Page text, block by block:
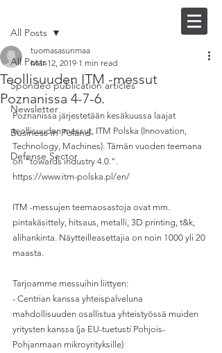
All Posts
Spondeo publication articles
Newsletter
Business in Poland
Defense Sector
All Posts
Teollisuuden ITM -messut
Poznanissa 4-7-6.
tuomasasunmaa
Mar 12, 2019 1 min read
Poznanissa järjestetään kesäkuussa laajat
teollisuuden messut, ITM Polska (Innovation,
Technology, Machines). Tämän vuoden teemana
on "towards industry 4.0.".
https://www.itm-polska.pl/en/
ITM -messujen teemaosastoja ovat mm.
pintakäsittely, hitsaus, metalli, 3D printing, t&k,
alihankinta. Näytteilleasettajia on noin 1000 yli 20
maasta.
Tarjoamme messuihin liittyen:
- Centrian kanssa yhteispalveluna
mahdollisuuden osallistua yhteistyössä muiden
yritysten kanssa (ja EU-tuetusti Pohjois-
Pohjanmaan mikroyrityksille)